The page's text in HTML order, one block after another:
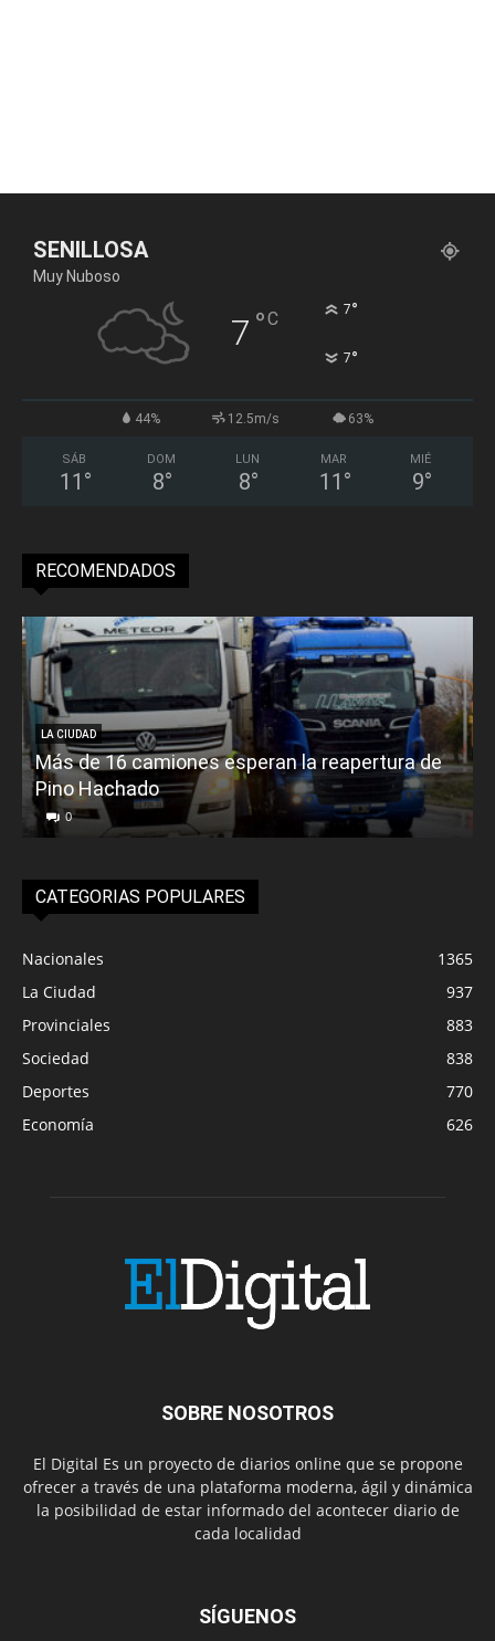
SENILLOSA
Muy Nuboso
7 °C 7°
7°
44% 12.5m/s 63%
SÁB
11 °
DOM
8°
LUN
8°
MAR
11 °
MIÉ
9°
RECOMENDADOS
LA CIUDAD
Más de 16 camiones esperan la reapertura de
Pino Hachado
0
CATEGORIAS POPULARES
Nacionales
1365
La Ciudad
937
Provinciales
883
Sociedad
838
Deportes
770
Economía
626
SOBRE NOSOTROS
El Digital Es un proyecto de diarios online que se propone
ofrecer a través de una plataforma moderna, ágil y dinámica
la posibilidad de estar informado del acontecer diario de
cada localidad
SÍGUENOS